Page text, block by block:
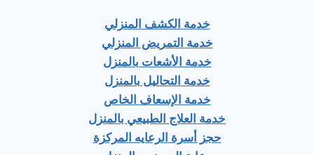
خدمة الكشف المنزلي
خدمة التمريض المنزلي
خدمة الأشعات بالمنزل
خدمة التحاليل بالمنزل
خدمة الإسعاف الخاص
خدمة العلاج الطبيعي بالمنزل
حجز أسرة الرعايه المركزة